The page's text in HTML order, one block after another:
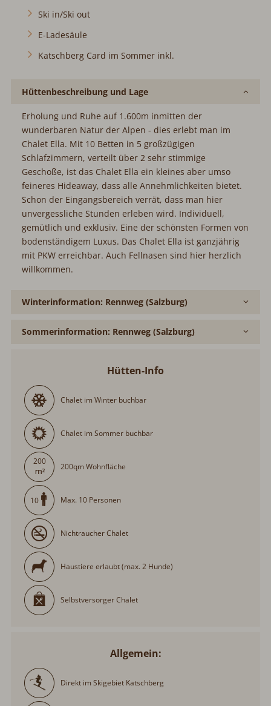
Ski in/Ski out
E-Ladesäule
Katschberg Card im Sommer inkl.
Hüttenbeschreibung und Lage
Erholung und Ruhe auf 1.600m inmitten der
wunderbaren Natur der Alpen - dies erlebt man im
Chalet Ella. Mit 10 Betten in 5 großzügigen
Schlafzimmern, verteilt über 2 sehr stimmige
Geschoße, ist das Chalet Ella ein kleines aber umso
feineres Hideaway, dass alle Annehmlichkeiten bietet.
Schon der Eingangsbereich verrät, dass man hier
unvergessliche Stunden erleben wird. Individuell,
gemütlich und exklusiv. Eine der schönsten Formen von
bodenständigem Luxus. Das Chalet Ella ist ganzjährig
mit PKW erreichbar. Auch Fellnasen sind hier herzlich
willkommen.
Winterinformation: Rennweg (Salzburg)
Sommerinformation: Rennweg (Salzburg)
Hütten-Info
Chalet im Winter buchbar
Chalet im Sommer buchbar
200
200qm Wohnfläche
10 Max. 10 Personen
Nichtraucher Chalet
Haustiere erlaubt (max. 2 Hunde)
Selbstversorger Chalet
Allgemein:
Direkt im Skigebiet Katschberg